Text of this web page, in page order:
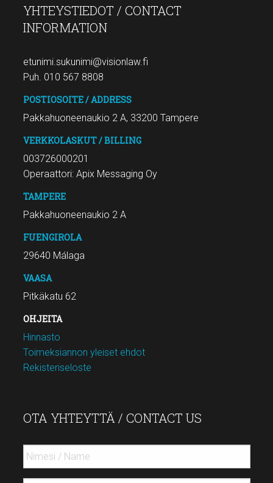
YHTEYSTIEDOT / CONTACT
INFORMATION
etunimi.sukunimi@visionlaw.fi
Puh. 010 567 8808
POSTIOSOITE / ADDRESS
Pakkahuoneenaukio 2 A, 33200 Tampere
VERKKOLASKUT / BILLING
003726000201
Operaattori: Apix Messaging Oy
TAMPERE
Pakkahuoneenaukio 2 A
FUENGIROLA
29640 Málaga
VAASA
Pitkäkatu 62
OHJEITA
Hinnasto
Toimeksiannon yleiset ehdot
Rekisteriseloste
OTA YHTEYTTÄ / CONTACT US